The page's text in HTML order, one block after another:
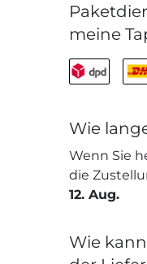
meine
Wie
Wenn Sie
die
12. Aug.
Wie